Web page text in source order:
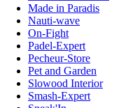
Made in Paradis
Nauti-wave
On-Fight
Padel-Expert
Pecheur-Store
Pet and Garden
Slowood Interior
Smash-Expert